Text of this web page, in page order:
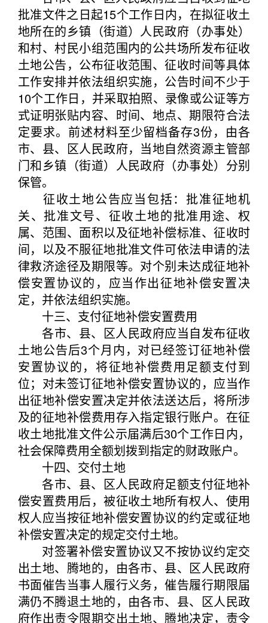
批准文件之日起15个工作日内，在拟征收土
地所在的乡镇（街道）人民政府（办事处）
和村、村民小组范围内的公共场所发布征收
土地公告，公布征收范围、征收时间等具体
工作安排并依法组织实施，公告时间不少于
10个工作日，并采取拍照、录像或公证等方
式证明张贴内容、时间、地点、期限符合法
定要求。前述材料至少留档备存3份，由各
市、县、区人民政府，当地自然资源主管部
门和乡镇（街道）人民政府（办事处）分别
保管。
征收土地公告应当包括：批准征地机
关、批准文号、征收土地的批准用途、权
属、范围、面积以及征地补偿标准、征收时
间，以及不服征地批准文件可依法申请的法
律救济途径及期限等。对个别未达成征地补
偿安置协议的，应当作出征地补偿安置决
定，并依法组织实施。
十三、支付征地补偿安置费用
各市、县、区人民政府应当自发布征收
土地公告后3个月内，对已经签订征地补偿
安置协议的，将征地补偿费用足额支付到
位；对未签订征地补偿安置协议的，应当作
出征地补偿安置决定并依法送达后，将所涉
及的征地补偿费用存入指定银行账户。在征
收土地批准文件公示届满后30个工作日内，
社会保障费用全额划拨到指定的财政账户。
十四、交付土地
各市、县、区人民政府足额支付征地补
偿安置费用后，被征收土地所有权人、使用
权人应当按征地补偿安置协议的约定或征地
补偿安置决定的规定交付土地。
对签署补偿安置协议又不按协议约定交
出土地、腾地的，由各市、县、区人民政府
书面催告当事人履行义务，催告履行期限届
满仍不腾退土地的，由各市、县、区人民政
府作出责令限期交出土地、腾地决定，责令